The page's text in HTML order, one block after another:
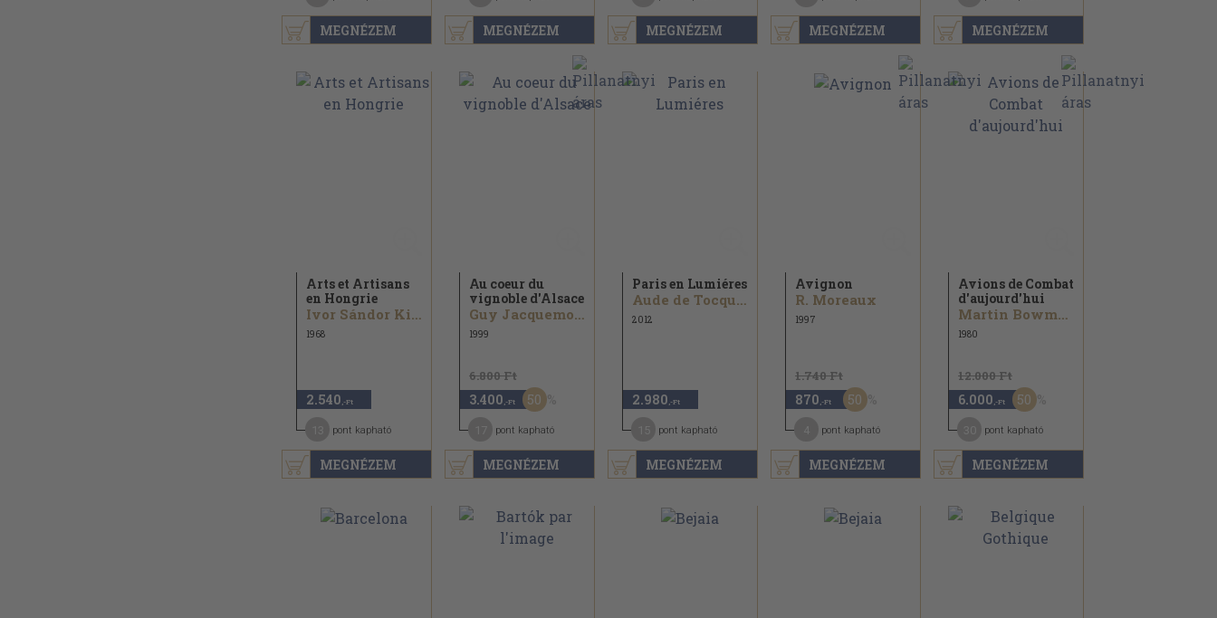
MEGNÉZEM MEGNÉZEM MEGNÉZEM MEGNÉZEM MEGNÉZEM
MEGNÉZEM
Arts et Artisans
en Hongrie
Ivor Sándor Kiss...
1968
2.540 ,-Ft
pont kapható
MEGNÉZEM
Au coeur du
vignoble d'Alsace
Guy Jacquemont...
1999
6.800 Ft
3.400 ,-Ft 50
pont kapható
MEGNÉZEM
Paris en Lumiéres
Aude de Tocqueville
2012
2.980 ,-Ft
pont kapható
MEGNÉZEM
Avignon
R. Moreaux
1997
1.740 Ft
870 ,-Ft 50
pont kapható
MEGNÉZEM
Avions de Combat
d'aujourd'hui
Martin Bowman
1980
12.000 Ft
6.000 ,-Ft 50
pont kapható